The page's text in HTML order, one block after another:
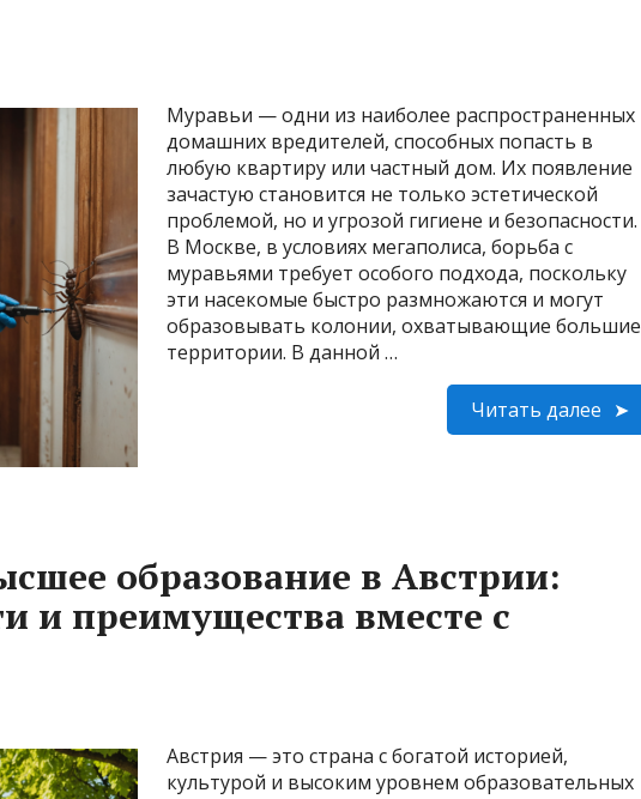
Муравьи — одни из наиболее распространенных
домашних вредителей, способных попасть в
любую квартиру или частный дом. Их появление
зачастую становится не только эстетической
проблемой, но и угрозой гигиене и безопасности.
В Москве, в условиях мегаполиса, борьба с
муравьями требует особого подхода, поскольку
эти насекомые быстро размножаются и могут
образовывать колонии, охватывающие большие
территории. В данной …
Читать далее
образование в Австрии:
и преимущества вместе с
Австрия — это страна с богатой историей,
культурой и высоким уровнем образовательных